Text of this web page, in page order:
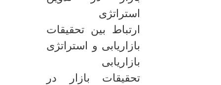
استراتژی
ارتباط بین تحقیقات
بازاریابی و استراتژی
بازاریابی
تحقیقات بازار در